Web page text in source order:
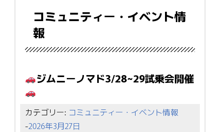
コミュニティー・イベント情
報
ジムニーノマド3/28~29試乗会開催
カテゴリー: コミュニティー・イベント情報
-2026年3月27日